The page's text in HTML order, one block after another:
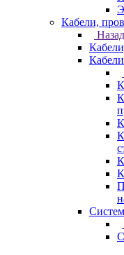
Кабели,
Назад